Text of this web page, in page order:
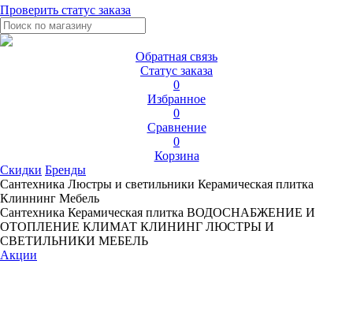
Проверить статус заказа
Обратная связь
Статус заказа
0
Избранное
0
Сравнение
0
Корзина
Скидки Бренды
Сантехника Люстры и светильники Керамическая плитка
Клиннинг Мебель
Сантехника Керамическая плитка ВОДОСНАБЖЕНИЕ И
ОТОПЛЕНИЕ КЛИМАТ КЛИНИНГ ЛЮСТРЫ И
СВЕТИЛЬНИКИ МЕБЕЛЬ
Акции